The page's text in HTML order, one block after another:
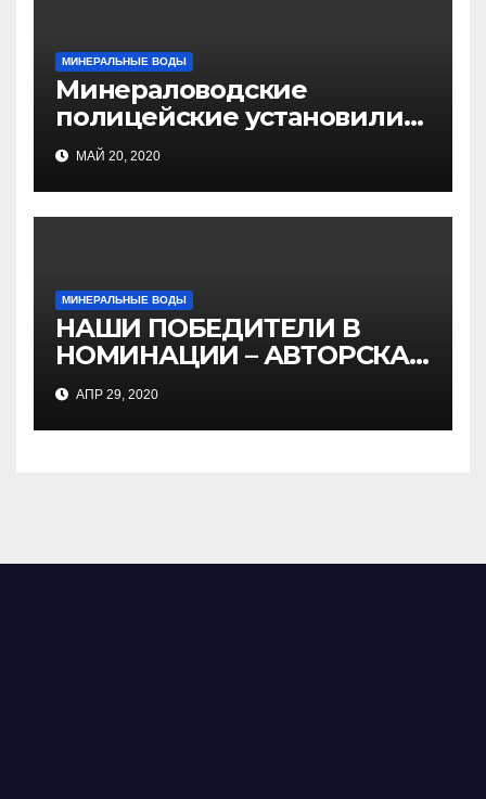
МИНЕРАЛЬНЫЕ ВОДЫ
Минераловодские
полицейские установили
подозреваемого в краже
денежных средств
МАЙ 20, 2020
МИНЕРАЛЬНЫЕ ВОДЫ
НАШИ ПОБЕДИТЕЛИ В
НОМИНАЦИИ – АВТОРСКАЯ
ПЕСНЯ
АПР 29, 2020